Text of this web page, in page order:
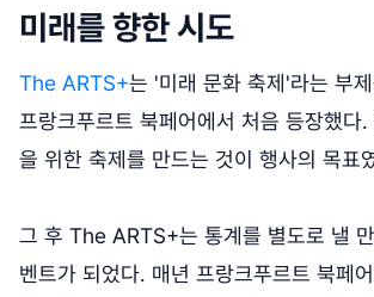
미래를 향한 시도
The ARTS+는 '미래 문화 축제'라는 부
프랑크푸르트 북페어에서 처음 등장했다
을 위한 축제를 만드는 것이 행사의 목표
그 후 The ARTS+는 통계를 별도로 낼
벤트가 되었다. 매년 프랑크푸르트 북페